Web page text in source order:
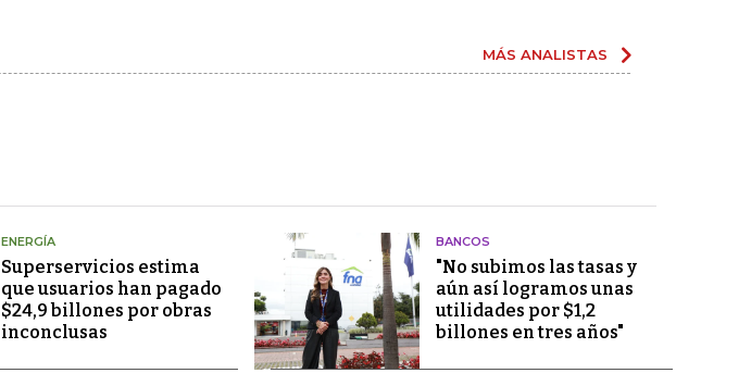
MÁS ANALISTAS
ENERGÍA
Superservicios estima
que usuarios han pagado
$24,9 billones por obras
inconclusas
BANCOS
"No subimos las tasas y
aún así logramos unas
utilidades por $1,2
billones en tres años"